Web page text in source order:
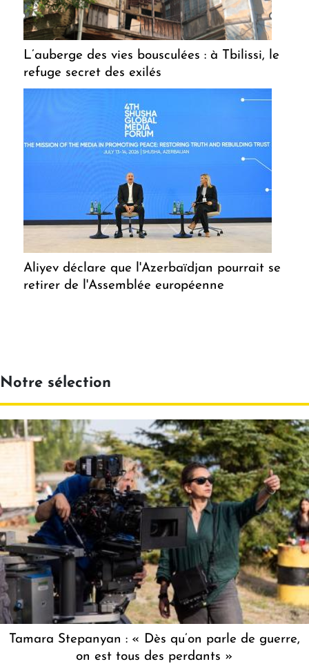
L’auberge des vies bousculées : à Tbilissi, le
refuge secret des exilés
Aliyev déclare que l'Azerbaïdjan pourrait se
retirer de l'Assemblée européenne
Notre sélection
Tamara Stepanyan : « Dès qu’on parle de guerre,
on est tous des perdants »